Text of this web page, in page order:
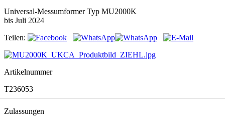
Universal-Messumformer Typ MU2000K
bis Juli 2024
Teilen:
Artikelnummer
T236053
Zulassungen